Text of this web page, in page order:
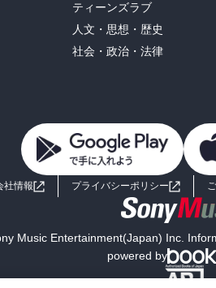
ティーンズラブ
人文・思想・歴史
社会・政治・法律
社情報 プライバシーポリシー
Music Entertainment(Japan) Inc.
powered by